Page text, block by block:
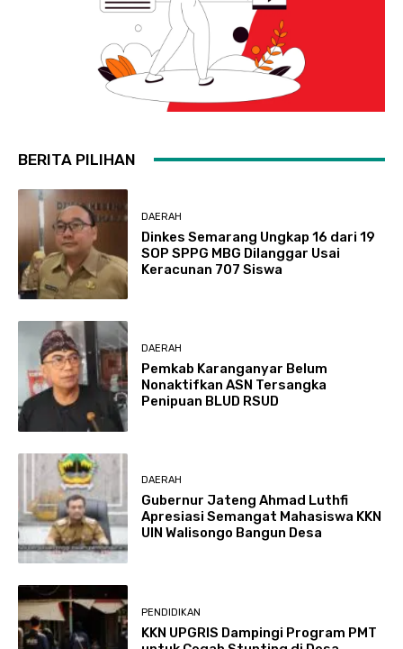
BERITA PILIHAN
DAERAH
Dinkes Semarang Ungkap 16 dari 19
SOP SPPG MBG Dilanggar Usai
Keracunan 707 Siswa
DAERAH
Pemkab Karanganyar Belum
Nonaktifkan ASN Tersangka
Penipuan BLUD RSUD
DAERAH
Gubernur Jateng Ahmad Luthfi
Apresiasi Semangat Mahasiswa KKN
UIN Walisongo Bangun Desa
PENDIDIKAN
KKN UPGRIS Dampingi Program PMT